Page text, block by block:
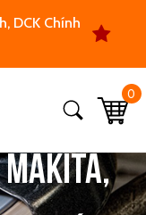
DCK Chính
0
Makita,